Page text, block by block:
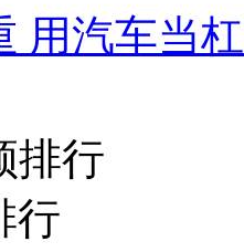
用汽车当
排行
行